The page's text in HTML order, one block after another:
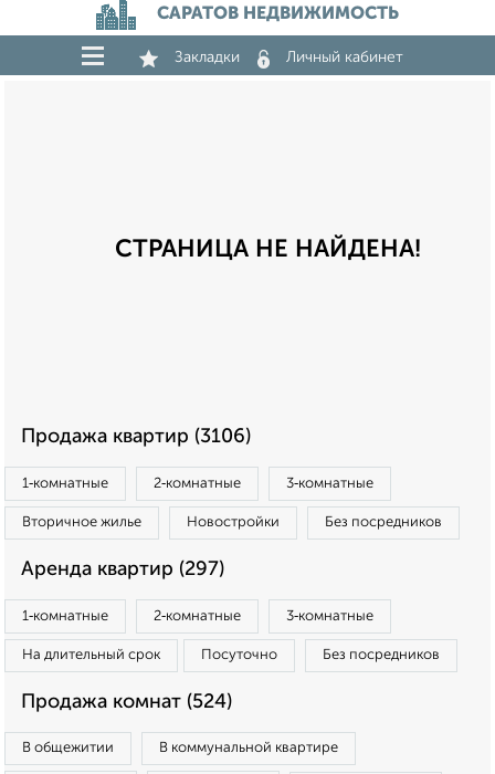
САРАТОВ НЕДВИЖИМОСТЬ
Закладки Личный кабинет
СТРАНИЦА НЕ НАЙДЕНА!
Продажа квартир (3106)
1‑комнатные 2‑комнатные 3‑комнатные
Вторичное жилье Новостройки Без посредников
Аренда квартир (297)
1‑комнатные 2‑комнатные 3‑комнатные
На длительный срок Посуточно Без посредников
Продажа комнат (524)
В общежитии В коммунальной квартире